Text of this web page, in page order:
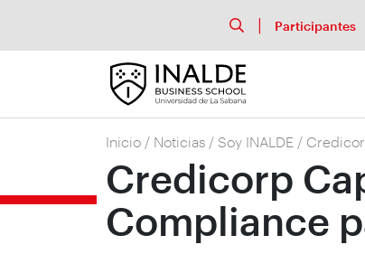
Participantes
Inicio / Noticias / Soy INALDE /
Credicorp
Compliance